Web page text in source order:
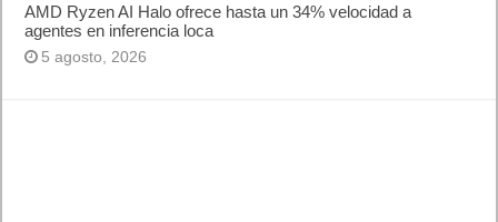
AMD Ryzen AI Halo ofrece hasta un 34% velocidad a
agentes en inferencia loca
5 agosto, 2026